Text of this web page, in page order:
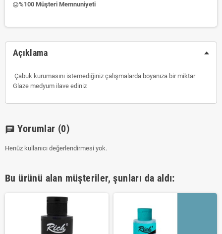
insert_emoticon%100 Müşteri Memnuniyeti
Açıklama
Çabuk kurumasını istemediğiniz çalışmalarda boyanıza bir miktar
Glaze medyum ilave ediniz
chat Yorumlar (0)
Henüz kullanıcı değerlendirmesi yok.
Bu ürünü alan müşteriler, şunları da aldı: